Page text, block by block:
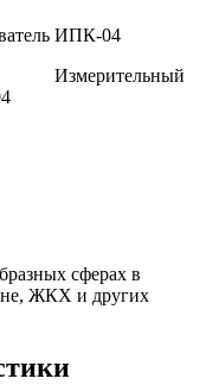
сферах в
ЖКХ и других